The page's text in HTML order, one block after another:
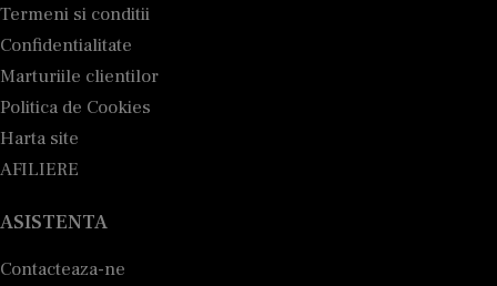
Termeni si conditii
Confidentialitate
Marturiile clientilor
Politica de Cookies
Harta site
AFILIERE
ASISTENTA
Contacteaza-ne